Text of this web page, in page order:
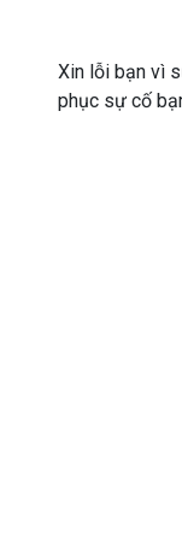
Xin lỗi bạn vì
phục sự cố